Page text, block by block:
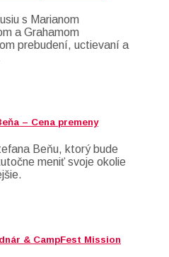
s Marianom
a Grahamom
prebudení, uctievaní a
– Cena premeny
Beňu, ktorý bude
meniť svoje okolie
& CampFest Mission